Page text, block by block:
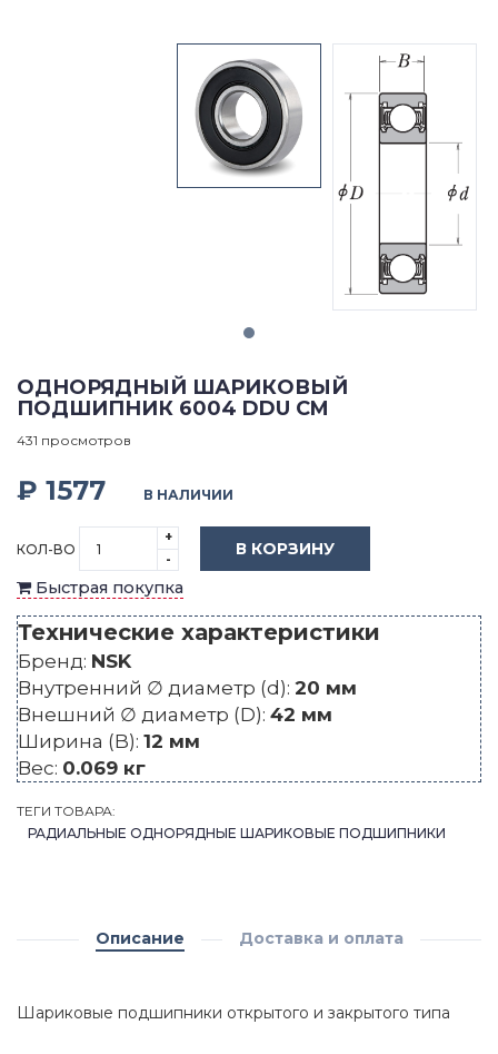
ОДНОРЯДНЫЙ ШАРИКОВЫЙ
ПОДШИПНИК 6004 DDU CM
431 просмотров
₽ 1577 В НАЛИЧИИ
КОЛ-ВО
+
-
В КОРЗИНУ
Быстрая покупка
Технические характеристики
Бренд: NSK
Внутренний ∅ диаметр (d): 20 мм
Внешний ∅ диаметр (D): 42 мм
Ширина (B): 12 мм
Вес: 0.069 кг
ТЕГИ ТОВАРА:
РАДИАЛЬНЫЕ ОДНОРЯДНЫЕ ШАРИКОВЫЕ ПОДШИПНИКИ
Описание Доставка и оплата
Шариковые подшипники открытого и закрытого типа